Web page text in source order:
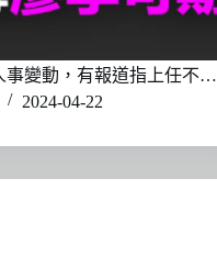
事變動，有報道指上任不…
2024-04-22